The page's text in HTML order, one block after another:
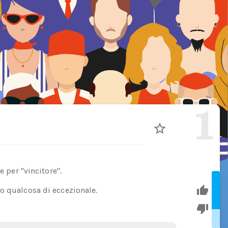
1
per "vincitore".
qualcosa di eccezionale.